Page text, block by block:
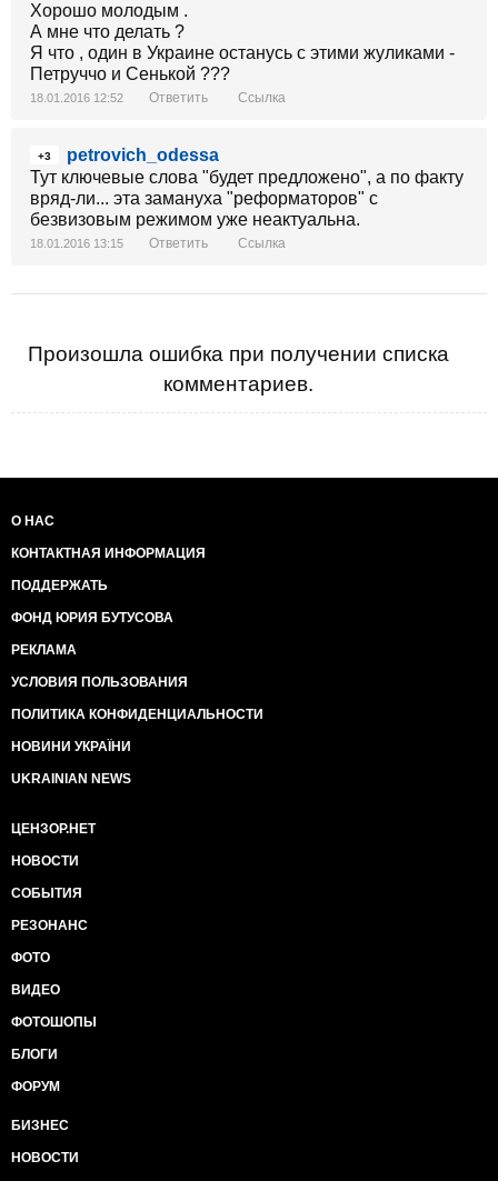
Хорошо молодым .
А мне что делать ?
Я что , один в Украине останусь с этими жуликами -
Петруччо и Сенькой ???
18.01.2016 12:52 Ответить Ссылка
+3
petrovich_odessa
Тут ключевые слова "будет предложено", а по факту
вряд-ли... эта замануха "реформаторов" с
безвизовым режимом уже неактуальна.
18.01.2016 13:15 Ответить Ссылка
Произошла ошибка при получении списка
комментариев.
О НАС
КОНТАКТНАЯ ИНФОРМАЦИЯ
ПОДДЕРЖАТЬ
ФОНД ЮРИЯ БУТУСОВА
РЕКЛАМА
УСЛОВИЯ ПОЛЬЗОВАНИЯ
ПОЛИТИКА КОНФИДЕНЦИАЛЬНОСТИ
НОВИНИ УКРАЇНИ
UKRAINIAN NEWS
ЦЕНЗОР.НЕТ
НОВОСТИ
СОБЫТИЯ
РЕЗОНАНС
ФОТО
ВИДЕО
ФОТОШОПЫ
БЛОГИ
ФОРУМ
БИЗНЕС
НОВОСТИ